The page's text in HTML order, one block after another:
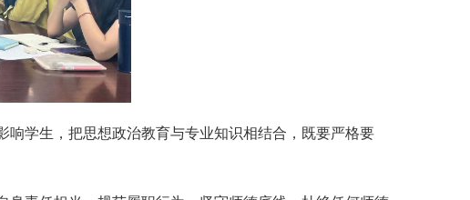
学生，把思想政治教育与专业知识相结合，既要严格要